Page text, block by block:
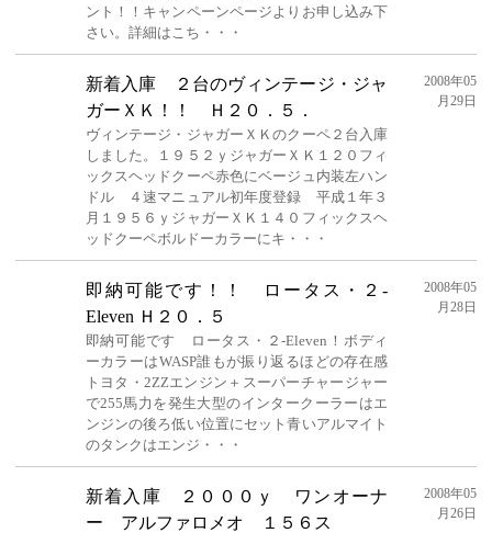
ント！！キャンペーンページよりお申し込み下
さい。詳細はこち・・・
新着入庫 ２台のヴィンテージ・ジャ
ガーＸＫ！！ Ｈ２０．５．
ヴィンテージ・ジャガーＸＫのクーペ２台入庫
しました。１９５２ｙジャガーＸＫ１２０フィ
ックスヘッドクーペ赤色にベージュ内装左ハン
ドル ４速マニュアル初年度登録 平成１年３
月１９５６ｙジャガーＸＫ１４０フィックスヘ
ッドクーペボルドーカラーにキ・・・
2008年05
月29日
即納可能です！！ ロータス・２-
Eleven Ｈ２０．５
即納可能です ロータス・２-Eleven！ボディ
ーカラーはWASP誰もが振り返るほどの存在感
トヨタ・2ZZエンジン＋スーパーチャージャー
で255馬力を発生大型のインタークーラーはエ
ンジンの後ろ低い位置にセット青いアルマイト
のタンクはエンジ・・・
2008年05
月28日
新着入庫 ２０００ｙ ワンオーナ
ー アルファロメオ １５６ス
2008年05
月26日